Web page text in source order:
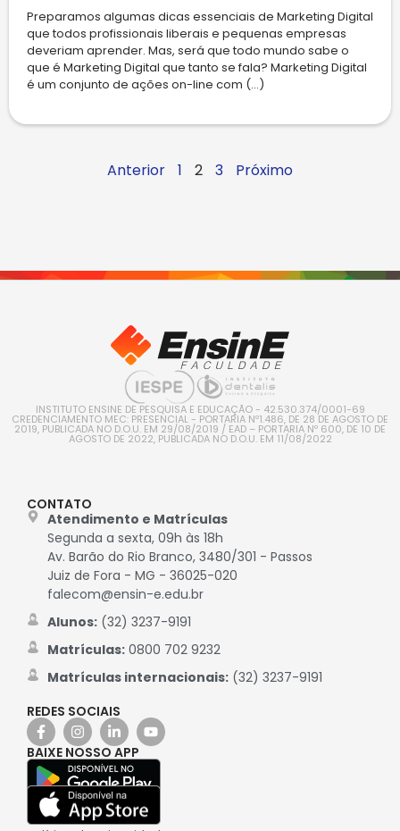
Preparamos algumas dicas essenciais de Marketing Digital
que todos profissionais liberais e pequenas empresas
deveriam aprender. Mas, será que todo mundo sabe o
que é Marketing Digital que tanto se fala? Marketing Digital
é um conjunto de ações on-line com (...)
Anterior 1 2 3 Próximo
INSTITUTO ENSINE DE PESQUISA E EDUCAÇÃO - 42.530.374/0001-69
CREDENCIAMENTO MEC: PRESENCIAL - PORTARIA Nº1.486, DE 28 DE AGOSTO DE
2019, PUBLICADA NO D.O.U. EM 29/08/2019 / EAD – PORTARIA Nº 600, DE 10 DE
AGOSTO DE 2022, PUBLICADA NO D.O.U. EM 11/08/2022
CONTATO
Atendimento e Matrículas
Segunda a sexta, 09h às 18h
Av. Barão do Rio Branco, 3480/301 - Passos
Juiz de Fora - MG - 36025-020
falecom@ensin-e.edu.br
Alunos:(32) 3237-9191
Matrículas:0800 702 9232
Matrículas internacionais:(32) 3237-9191
REDES SOCIAIS
BAIXE NOSSO APP